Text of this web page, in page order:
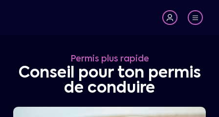
Permis plus rapide
Conseil pour ton permis
de conduire